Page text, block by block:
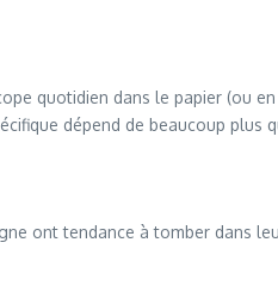
quotidien dans le papier (ou
dépend de beaucoup plus
ont tendance à tomber dans